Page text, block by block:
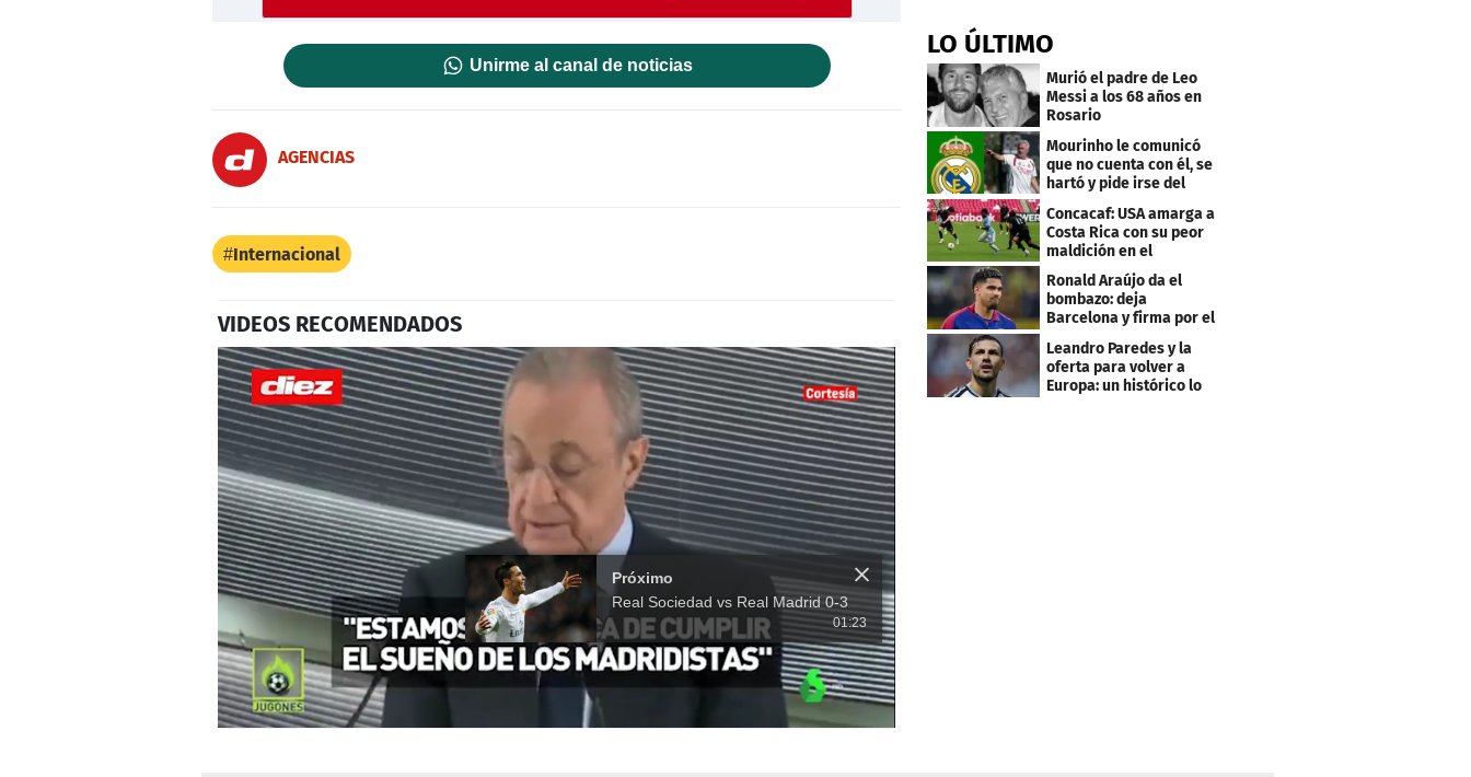
Unirme al canal de noticias
AGENCIAS
Internacional
VIDEOS RECOMENDADOS
Próximo
Real Sociedad vs Real Madrid 0-3
01:23
LO ÚLTIMO
Murió el padre de Leo
Messi a los 68 años en
Rosario
Mourinho le comunicó
que no cuenta con él, se
hartó y pide irse del
Concacaf: USA amarga a
Costa Rica con su peor
maldición en el
premundial Sub-20
Ronald Araújo da el
bombazo: deja
Barcelona y firma por el
club menos pensado
Leandro Paredes y la
oferta para volver a
Europa: un histórico lo